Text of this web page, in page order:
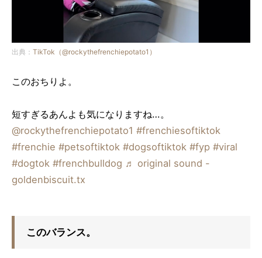
出典： TikTok（@rockythefrenchiepotato1）
このおちりよ。
短すぎるあんよも気になりますね…。
@rockythefrenchiepotato1 #frenchiesoftiktok
#frenchie #petsoftiktok #dogsoftiktok #fyp #viral
#dogtok #frenchbulldog ♬ original sound -
goldenbiscuit.tx
このバランス。